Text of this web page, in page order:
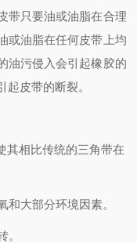
带只要油或油脂在合理
或油脂在任何皮带上均
油污侵入会引起橡胶的
皮带的断裂。
相比传统的三角带在
大部分环境因素。
。